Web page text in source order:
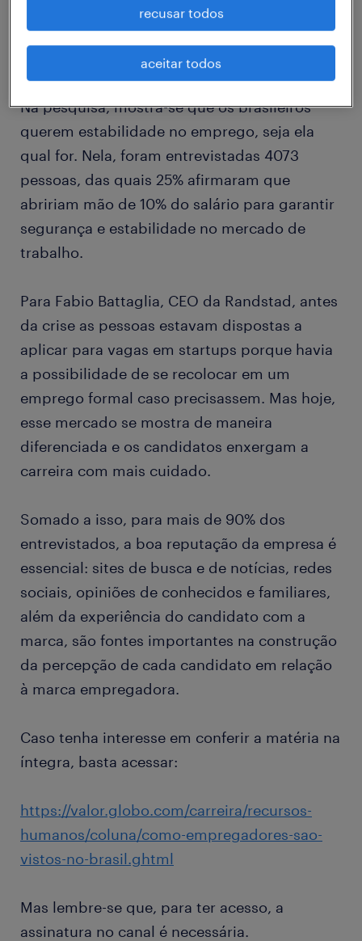
editora da seção de carreira do veículo, Stela
Campos, mostra-se essa mudança drástica
nesse ambiente de trabalho.
Na pesquisa, mostra-se que os brasileiros
querem estabilidade no emprego, seja ela
qual for. Nela, foram entrevistadas 4073
pessoas, das quais 25% afirmaram que
abririam mão de 10% do salário para garantir
segurança e estabilidade no mercado de
trabalho.
Para Fabio Battaglia, CEO da Randstad, antes
da crise as pessoas estavam dispostas a
aplicar para vagas em startups porque havia
a possibilidade de se recolocar em um
emprego formal caso precisassem. Mas hoje,
esse mercado se mostra de maneira
diferenciada e os candidatos enxergam a
carreira com mais cuidado.
Somado a isso, para mais de 90% dos
entrevistados, a boa reputação da empresa é
essencial: sites de busca e de notícias, redes
sociais, opiniões de conhecidos e familiares,
além da experiência do candidato com a
marca, são fontes importantes na construção
da percepção de cada candidato em relação
à marca empregadora.
Caso tenha interesse em conferir a matéria na
íntegra, basta acessar:
https://valor.globo.com/carreira/recursos-
humanos/coluna/como-empregadores-sao-
vistos-no-brasil.ghtml
Mas lembre-se que, para ter acesso, a
assinatura no canal é necessária.
recusar todos
aceitar todos